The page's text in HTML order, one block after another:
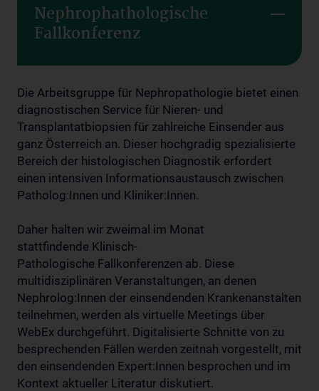
Nephrophathologische
Fallkonferenz
Die Arbeitsgruppe für Nephropathologie bietet einen
diagnostischen Service für Nieren- und
Transplantatbiopsien für zahlreiche Einsender aus
ganz Österreich an. Dieser hochgradig spezialisierte
Bereich der histologischen Diagnostik erfordert
einen intensiven Informationsaustausch zwischen
Patholog:Innen und Kliniker:Innen.
Daher halten wir zweimal im Monat
stattfindende Klinisch-
Pathologische Fallkonferenzen ab. Diese
multidisziplinären Veranstaltungen, an denen
Nephrolog:Innen der einsendenden Krankenanstalten
teilnehmen, werden als virtuelle Meetings über
WebEx durchgeführt. Digitalisierte Schnitte von zu
besprechenden Fällen werden zeitnah vorgestellt, mit
den einsendenden Expert:Innen besprochen und im
Kontext aktueller Literatur diskutiert.